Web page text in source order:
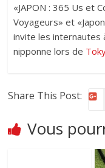
«JAPON : 365 Us et
Voyageurs» et
invite les internautes
nipponne lors de
Share This Post:
Vous